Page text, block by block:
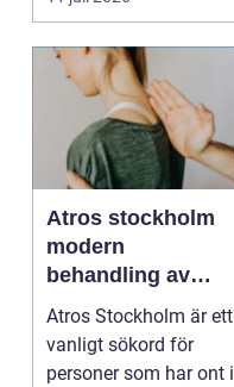
Atros stockholm
modern
behandling av
ledbesvär i
huvudstaden
Atros Stockholm är ett
vanligt sökord för
personer som har ont i